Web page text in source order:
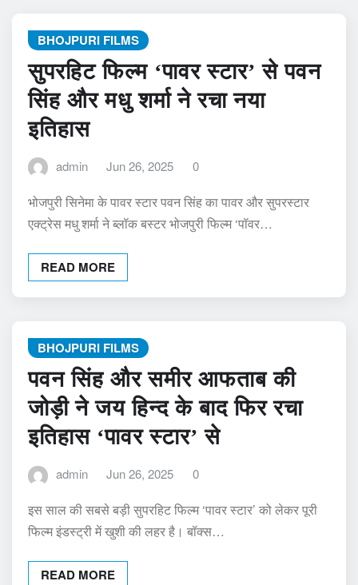
BHOJPURI FILMS
सुपरहिट फिल्म ‘पावर स्टार’ से पवन
सिंह और मधु शर्मा ने रचा नया
इतिहास
admin Jun 26, 2025 0
भोजपुरी सिनेमा के पावर स्टार पवन सिंह का पावर और सुपरस्टार
एक्ट्रेस मधु शर्मा ने ब्लॉक बस्टर भोजपुरी फिल्म ‘पॉवर…
READ MORE
BHOJPURI FILMS
पवन सिंह और समीर आफताब की
जोड़ी ने जय हिन्द के बाद फिर रचा
इतिहास ‘पावर स्टार’ से
admin Jun 26, 2025 0
इस साल की सबसे बड़ी सुपरहिट फिल्म ‘पावर स्टार’ को लेकर पूरी
फिल्म इंडस्ट्री में खुशी की लहर है। बॉक्स…
READ MORE